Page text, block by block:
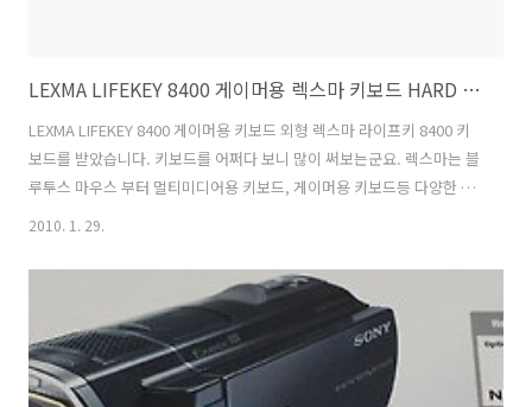
LEXMA LIFEKEY 8400 게이머용 렉스마 키보드 HARD 사용기
LEXMA LIFEKEY 8400 게이머용 키보드 외형 렉스마 라이프키 8400 키
보드를 받았습니다. 키보드를 어쩌다 보니 많이 써보는군요. 렉스마는 블
루투스 마우스 부터 멀티미디어용 키보드, 게이머용 키보드등 다양한 제
품을 내어놓는 브랜드입니다. 이번에 제가 사용한 렉스카 라이프키 8400
며 (7개의 키를 동시에 눌러서 제어가 가능함) 험난한 환경에서도 사용
가능하도록 생활방수등을 지원하는 키보드 입니다. 충격 또는 낙하시에
키캡의 파손을 막기 위해서 고무필름을 내장하고 있기도 합니다. 이번에
리뷰를 할 LEXMA LIFEKEY 8400 키보드입니다. 보내주실 때, 마우스패
드도 함께 보내주셨네요. 천패드로 두꺼운 패드류에..
2010. 1. 29.